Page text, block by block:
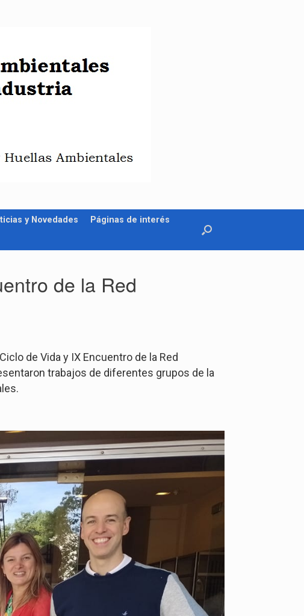
y Novedades Páginas de interés
de la Red
de Vida y IX Encuentro de la Red
trabajos de diferentes grupos de la